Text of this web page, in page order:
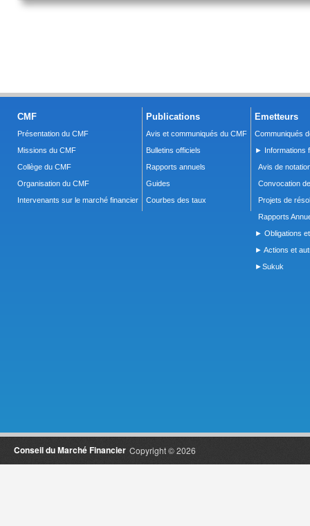
CMF
Présentation du CMF
Missions du CMF
Collège du CMF
Organisation du CMF
Intervenants sur le marché financier
Publications
Avis et communiqués du CMF
Bulletins officiels
Rapports annuels
Guides
Courbes des taux
Emetteurs
Communiqués
► Informations
Avis de
Convocation
Projets de
Rapports
► Obligations
► Actions et
►Sukuk
Copyright © 2026
Conseil du Marché Financier